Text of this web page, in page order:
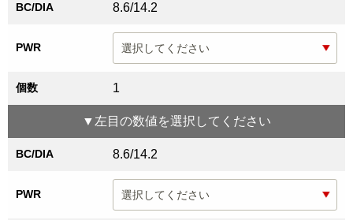
BC/DIA 8.6/14.2
PWR
個数 1
▼ 左目 の数値を選択してください
BC/DIA 8.6/14.2
PWR